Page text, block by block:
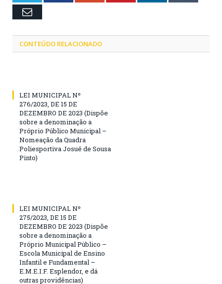
Email
CONTEÚDO RELACIONADO
LEI MUNICIPAL Nº
276/2023, DE 15 DE
DEZEMBRO DE 2023 (Dispõe
sobre a denominação a
Próprio Público Municipal –
Nomeação da Quadra
Poliesportiva Josué de Sousa
Pinto)
LEI MUNICIPAL Nº
275/2023, DE 15 DE
DEZEMBRO DE 2023 (Dispõe
sobre a denominação a
Próprio Municipal Público –
Escola Municipal de Ensino
Infantil e Fundamental –
E.M.E.I.F. Esplendor, e dá
outras providências)